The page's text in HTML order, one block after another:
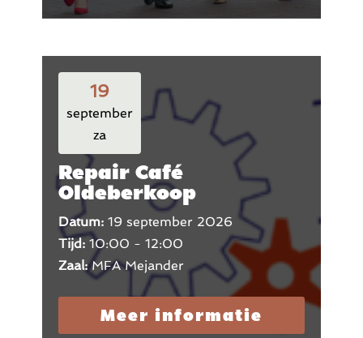
19
september
za
Repair Café
Oldeberkoop
Datum: 19 september 2026
Tijd: 10:00 - 12:00
Zaal:MFA Mejander
Meer informatie